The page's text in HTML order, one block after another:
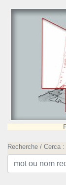
Recherche / Cerca :